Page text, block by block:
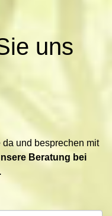
uns
und besprechen mit
Beratung bei